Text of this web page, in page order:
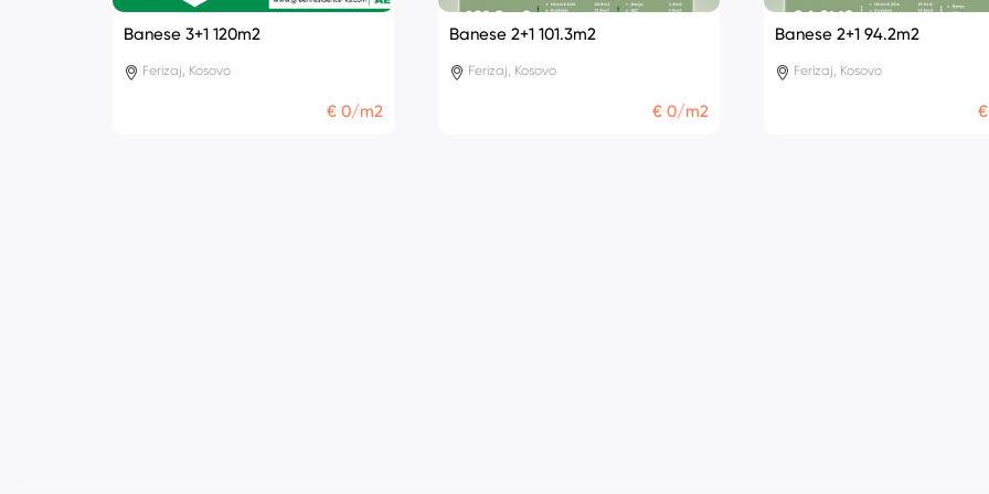
Banese 3+1 120m2
Ferizaj, Kosovo
€ 0/m2
Banese 2+1 101.3m2
Ferizaj, Kosovo
€ 0/m2
Banese 2+1 94.2m2
Ferizaj, Kosovo